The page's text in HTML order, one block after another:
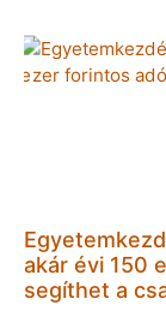
akár évi 150
segíthet a